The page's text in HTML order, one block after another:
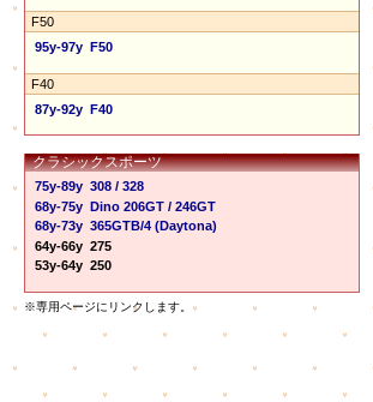
F50
95y-97y F50
F40
87y-92y F40
クラシックスポーツ
75y-89y 308 / 328
68y-75y Dino 206GT / 246GT
68y-73y 365GTB/4 (Daytona)
64y-66y 275
53y-64y 250
※専用ページにリンクします。